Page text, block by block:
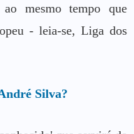
mesmo tempo que
- leia-se, Liga dos
Silva?